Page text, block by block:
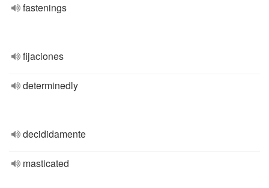
fastenings
fijaciones
determinedly
decididamente
masticated